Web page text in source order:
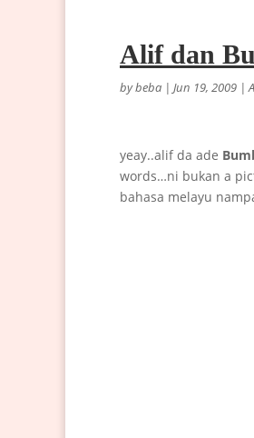
Alif dan
bybeba | Jun 19, 2009 |
yeay..alif da ade
words…ni bukan a
bahasa melayu